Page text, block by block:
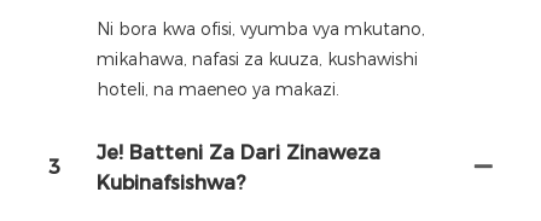
Ni bora kwa ofisi, vyumba vya mkutano,
mikahawa, nafasi za kuuza, kushawishi
hoteli, na maeneo ya makazi.
3
Je! Batteni Za Dari Zinaweza
Kubinafsishwa?